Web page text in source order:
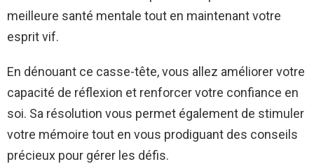
meilleure santé mentale tout en maintenant votre
esprit vif.
En dénouant ce casse-tête, vous allez améliorer votre
capacité de réflexion et renforcer votre confiance en
soi. Sa résolution vous permet également de stimuler
votre mémoire tout en vous prodiguant des conseils
précieux pour gérer les défis.